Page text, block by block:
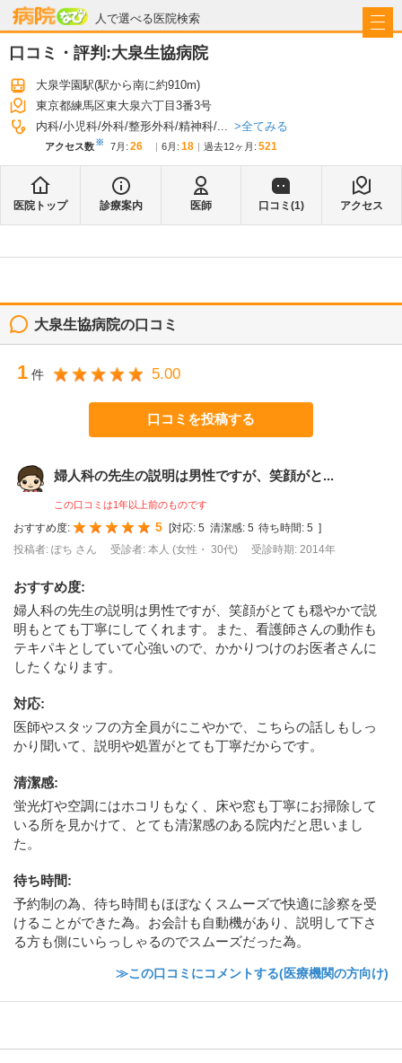
人で選べる医院検索
病院なび
口コミ・評判:大泉生協病院
大泉学園駅(駅から南に約910m)
東京都練馬区東大泉六丁目3番3号
内科 小児科 外科 整形外科 精神科 ... 全てみる
アクセス数※ 7月 : 26 6月 : 18 過去12ヶ月: 521
医院トップ 診療案内 医師 口コミ(1) アクセス
大泉生協病院の口コミ
1 件 5.00
口コミを投稿する
婦人科の先生の説明は男性ですが、笑顔がと...
この口コミは1年以上前のものです
おすすめ度: 5 [対応: 5 清潔感: 5 待ち時間: 5 ]
投稿者: ぽち さん
受診者: 本人 (女性・ 30代) 受診時期: 2014年
おすすめ度:
婦人科の先生の説明は男性ですが、笑顔がとても穏やかで説
明もとても丁寧にしてくれます。また、看護師さんの動作も
テキパキとしていて心強いので、かかりつけのお医者さんに
したくなります。
対応:
医師やスタッフの方全員がにこやかで、こちらの話しもしっ
かり聞いて、説明や処置がとても丁寧だからです。
清潔感:
蛍光灯や空調にはホコリもなく、床や窓も丁寧にお掃除して
いる所を見かけて、とても清潔感のある院内だと思いまし
た。
待ち時間:
予約制の為、待ち時間もほぼなくスムーズで快適に診察を受
けることができた為。お会計も自動機があり、説明して下さ
る方も側にいらっしゃるのでスムーズだった為。
≫この口コミにコメントする(医療機関の方向け)